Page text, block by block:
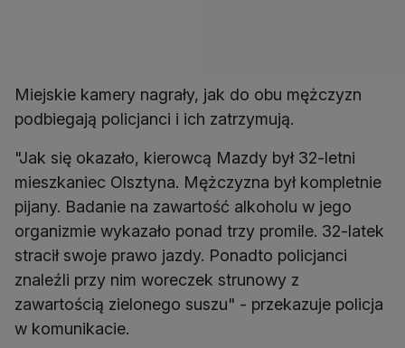
Miejskie kamery nagrały, jak do obu mężczyzn
podbiegają policjanci i ich zatrzymują.
"Jak się okazało, kierowcą Mazdy był 32-letni
mieszkaniec Olsztyna. Mężczyzna był kompletnie
pijany. Badanie na zawartość alkoholu w jego
organizmie wykazało ponad trzy promile. 32-latek
stracił swoje prawo jazdy. Ponadto policjanci
znaleźli przy nim woreczek strunowy z
zawartością zielonego suszu" - przekazuje policja
w komunikacie.